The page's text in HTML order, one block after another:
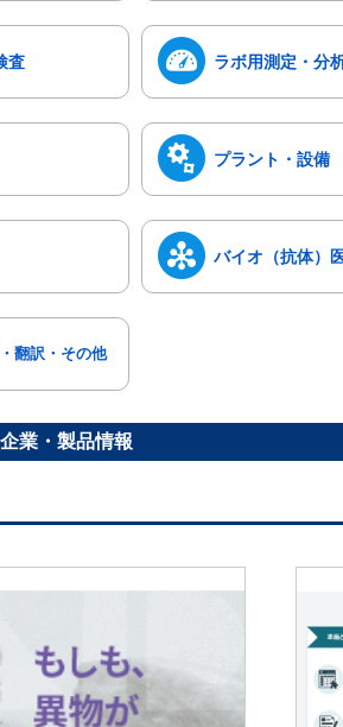
査 ラボ用測定・分
プラント・設備
バイオ（抗体）
翻訳・その他
業・製品情報